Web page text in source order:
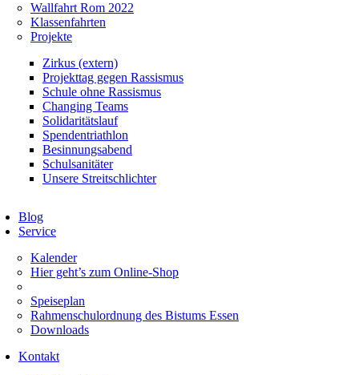
Wallfahrt Rom 2022
Klassenfahrten
Projekte
Zirkus (extern)
Projekttag gegen Rassismus
Schule ohne Rassismus
Changing Teams
Solidaritätslauf
Spendentriathlon
Besinnungsabend
Schulsanitäter
Unsere Streitschlichter
Blog
Service
Kalender
Hier geht’s zum Online-Shop
Speiseplan
Rahmenschulordnung des Bistums Essen
Downloads
Kontakt